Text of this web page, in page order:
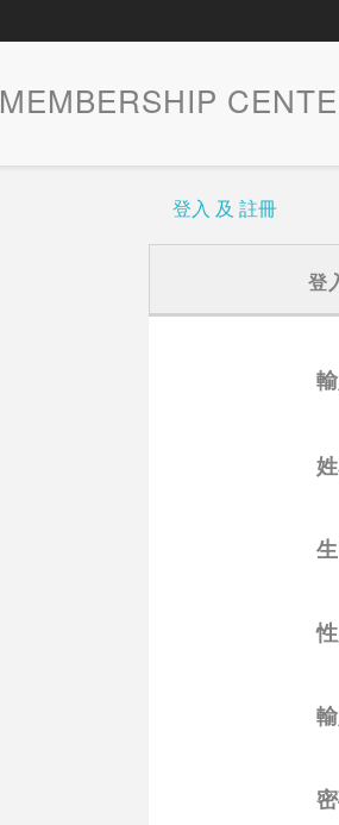
MEMBERSHIP
登入 及 註冊
登